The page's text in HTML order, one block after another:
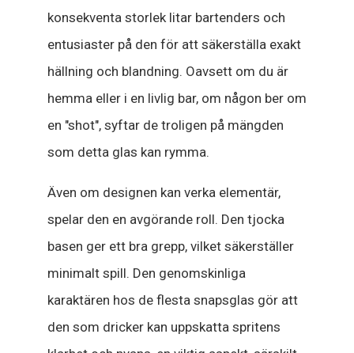
konsekventa storlek litar bartenders och
entusiaster på den för att säkerställa exakt
hällning och blandning. Oavsett om du är
hemma eller i en livlig bar, om någon ber om
en "shot", syftar de troligen på mängden
som detta glas kan rymma.
Även om designen kan verka elementär,
spelar den en avgörande roll. Den tjocka
basen ger ett bra grepp, vilket säkerställer
minimalt spill. Den genomskinliga
karaktären hos de flesta snapsglas gör att
den som dricker kan uppskatta spritens